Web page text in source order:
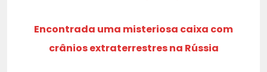
Encontrada uma misteriosa caixa com
crânios extraterrestres na Rússia